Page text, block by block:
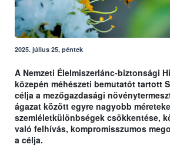
2025. július 25, péntek
A Nemzeti Élelmiszerlánc-biztonsági
közepén méhészeti bemutatót tartott
célja a mezőgazdasági
ágazat között egyre nagyobb
szemléletkülönbségek csökkentése,
való felhívás, kompromisszumos
a célja.